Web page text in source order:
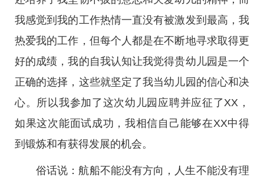
我感觉到我的工作热情一直没有被激发到最高，我
热爱我的工作，但每个人都是在不断地寻求取得更
好的成绩，我的自我认知让我觉得贵幼儿园是一个
正确的选择，这些就坚定了我当幼儿园的信心和决
心。所以我参加了这次幼儿园应聘并应征了XX，
如果这次能面试成功，我相信自己能够在XX中得
到锻炼和有获得发展的机会。
俗话说：航船不能没有方向，人生不能没有理